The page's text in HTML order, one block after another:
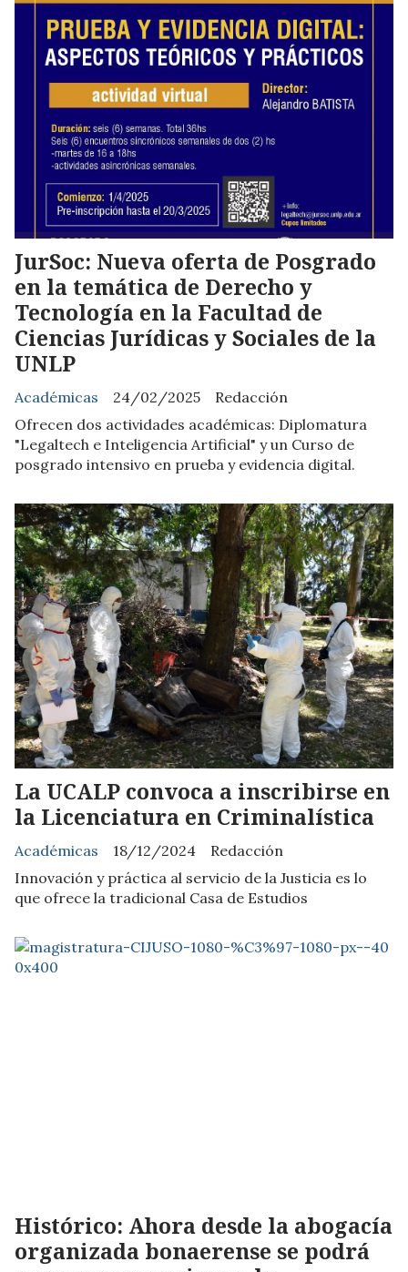
JurSoc: Nueva oferta de Posgrado
en la temática de Derecho y
Tecnología en la Facultad de
Ciencias Jurídicas y Sociales de la
UNLP
Redacción
Académicas
24/02/2025
Ofrecen dos actividades académicas: Diplomatura
"Legaltech e Inteligencia Artificial" y un Curso de
posgrado intensivo en prueba y evidencia digital.
La UCALP convoca a inscribirse en
la Licenciatura en Criminalística
Redacción
Académicas
18/12/2024
Innovación y práctica al servicio de la Justicia es lo
que ofrece la tradicional Casa de Estudios
Histórico: Ahora desde la abogacía
organizada bonaerense se podrá